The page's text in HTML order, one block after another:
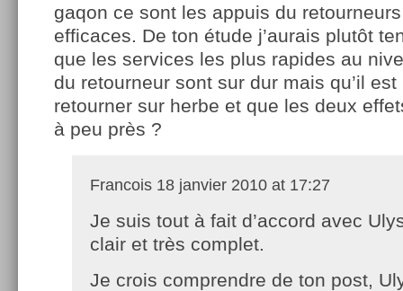
gaqon ce sont les appuis du
efficaces. De ton étude j’aurais plutôt
que les services les plus rapides au
du retourneur sont sur dur mais qu’il
retourner sur herbe et que les deux
à peu près ?
Francois 18 janvier 2010 at 17:27
Je suis tout à fait d’accord avec
clair et très complet.
Je crois comprendre de ton post,